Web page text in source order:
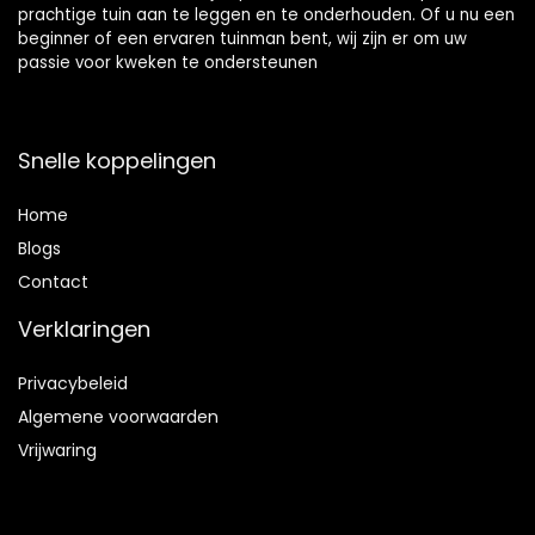
prachtige tuin aan te leggen en te onderhouden. Of u nu een
beginner of een ervaren tuinman bent, wij zijn er om uw
passie voor kweken te ondersteunen
Snelle koppelingen
Home
Blogs
Contact
Verklaringen
Privacybeleid
Algemene voorwaarden
Vrijwaring